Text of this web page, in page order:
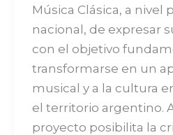
Música Clásica, a nivel
nacional, de expresar
con el objetivo
transformarse en un
musical y a la cultura
el territorio argentino.
proyecto posibilita la